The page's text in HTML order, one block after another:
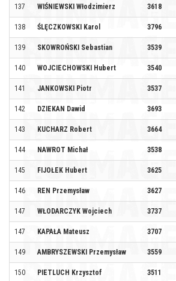
137 WIŚNIEWSKI Włodzimierz 3618
138 ŚLĘCZKOWSKI Karol 3796
139 SKOWROŃSKI Sebastian 3539
140 WOJCIECHOWSKI Hubert 3540
141 JANKOWSKI Piotr 3537
142 DZIEKAN Dawid 3693
143 KUCHARZ Robert 3664
144 NAWROT Michał 3538
145 FIJOŁEK Hubert 3625
146 REN Przemysław 3627
147 WŁODARCZYK Wojciech 3737
147 KAPAŁA Mateusz 3707
149 AMBRYSZEWSKI Przemysław 3559
150 PIETLUCH Krzysztof 3511